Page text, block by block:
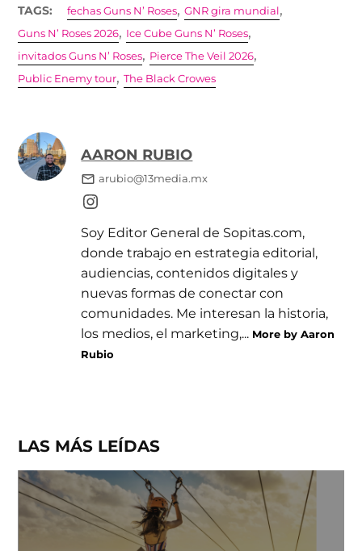
TAGS: fechas Guns N’ Roses,GNR gira mundial ,
Guns N’ Roses 2026, Ice Cube Guns N’ Roses,
invitados Guns N’ Roses, Pierce The Veil 2026,
Public Enemy tour,The Black Crowes
AARON RUBIO
arubio@13media.mx
Soy Editor General de Sopitas.com,
donde trabajo en estrategia editorial,
audiencias, contenidos digitales y
nuevas formas de conectar con
comunidades. Me interesan la historia,
los medios, el marketing,... More by Aaron
Rubio
LAS MÁS LEÍDAS